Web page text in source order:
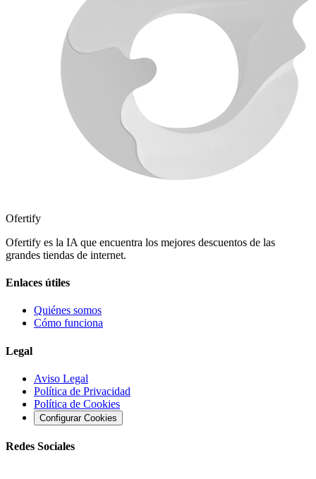
Ofertify
Ofertify es la IA que encuentra los mejores descuentos de las
grandes tiendas de internet.
Enlaces útiles
Quiénes somos
Cómo funciona
Legal
Aviso Legal
Política de Privacidad
Política de Cookies
Configurar Cookies
Redes Sociales